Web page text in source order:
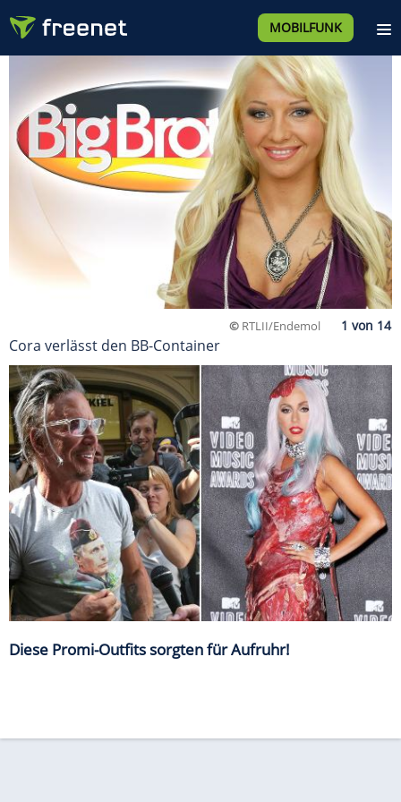
MOBILFUNK
© RTLII/Endemol
Cora verlässt den BB-Container
Diese Promi-Outfits sorgten für Aufruhr!